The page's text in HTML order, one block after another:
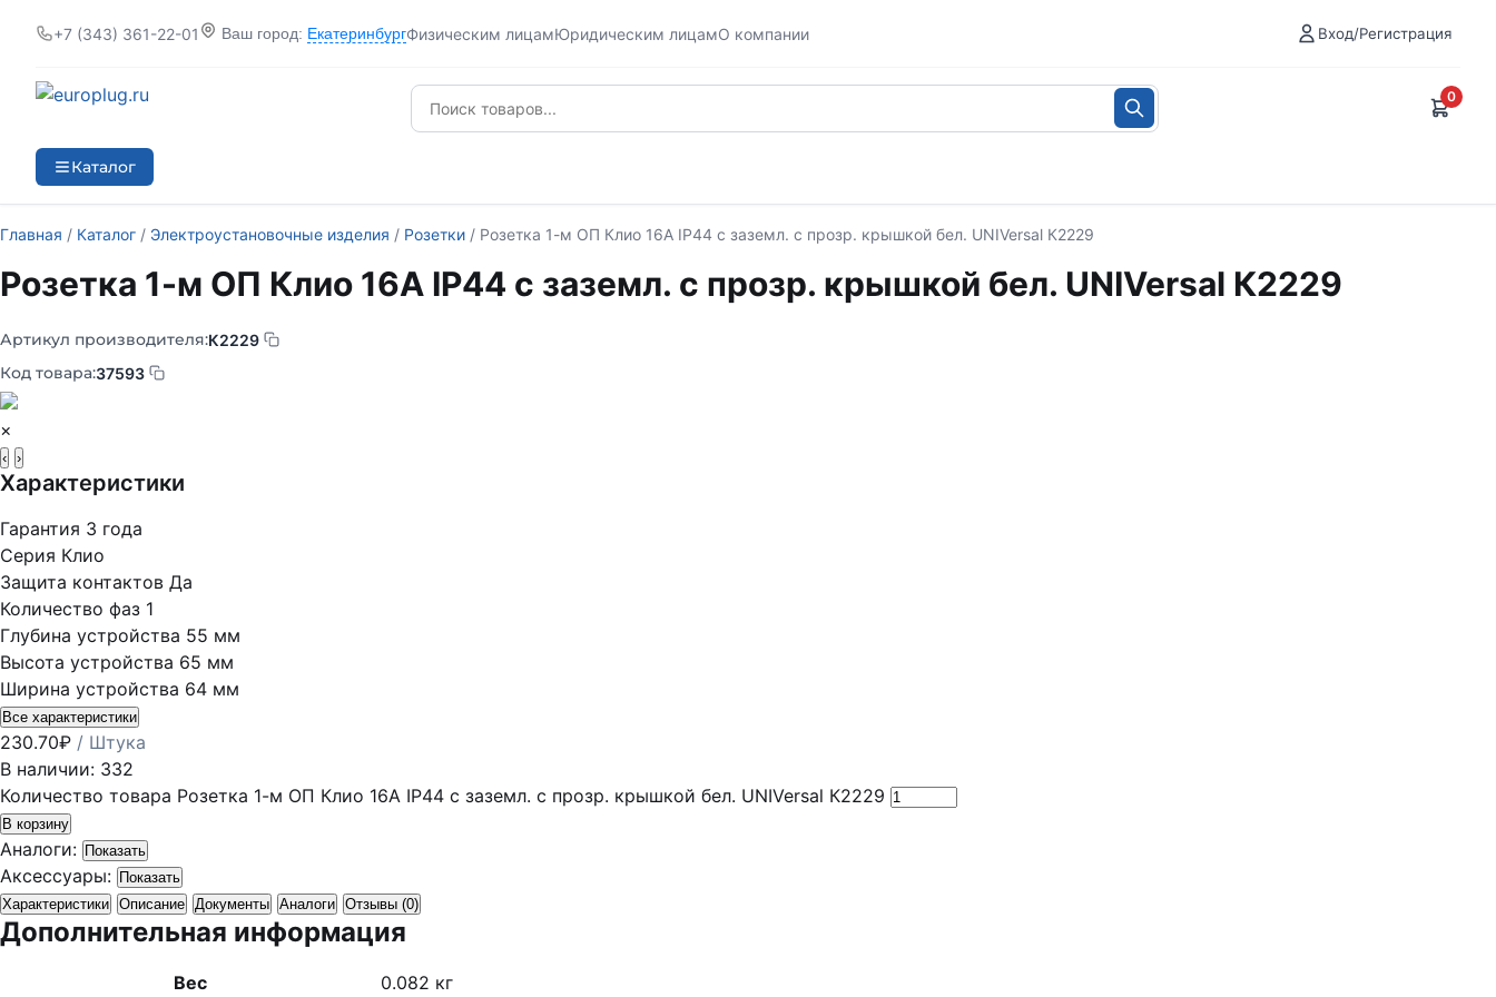
+7 (343) 361-22-01 Ваш город: ЕкатеринбургФизическим лицамЮридическим лицамО компании Вход/Регистрация
0
Каталог
Главная / Каталог / Электроустановочные изделия / Розетки / Розетка 1-м ОП Клио 16А IP44 с заземл. с прозр. крышкой бел. UNIVersal К2229
Розетка 1-м ОП Клио 16А IP44 с заземл. с прозр. крышкой бел. UNIVersal К2229
Артикул производителя:К2229
Код товара:37593
×
‹ ›
Характеристики
Гарантия 3 года
Серия Клио
Защита контактов Да
Количество фаз 1
Глубина устройства 55 мм
Высота устройства 65 мм
Ширина устройства 64 мм
Все характеристики
230.70₽ / Штука
В наличии: 332
Количество товара Розетка 1-м ОП Клио 16А IP44 с заземл. с прозр. крышкой бел. UNIVersal К2229
В корзину
Аналоги: Показать
Аксессуары: Показать
Характеристики Описание Документы Аналоги Отзывы (0)
Дополнительная информация
Вес
0.082 кг